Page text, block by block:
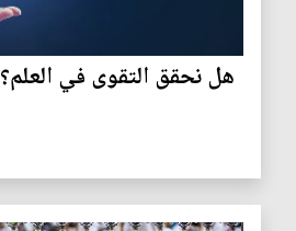
هل نحقق التقوى في العلم؟